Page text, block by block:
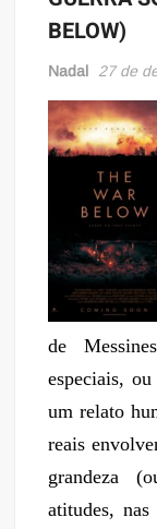
BELOW)
Nadal 27 de
de
especiais,
um relato
reais
grandeza
atitudes,